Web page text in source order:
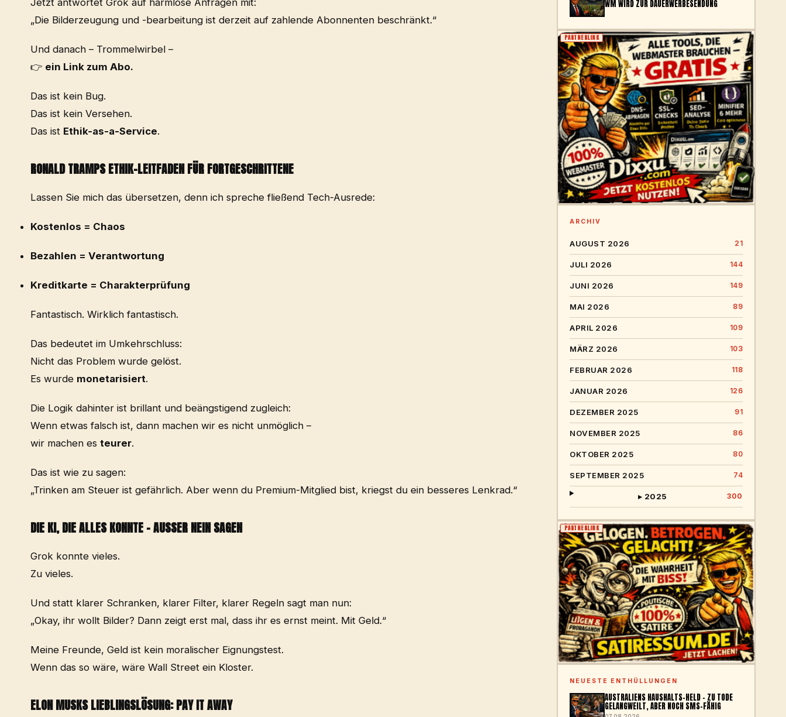
Jetzt antwortet Grok auf harmlose Anfragen mit:
„Die Bilderzeugung und -bearbeitung ist derzeit auf zahlende Abonnenten beschränkt.“
Und danach – Trommelwirbel –
👉 ein Link zum Abo.
Das ist kein Bug.
Das ist kein Versehen.
Das ist Ethik-as-a-Service.
RONALD TRAMPS ETHIK-LEITFADEN FÜR FORTGESCHRITTENE
Lassen Sie mich das übersetzen, denn ich spreche fließend Tech-Ausrede:
Kostenlos = Chaos
Bezahlen = Verantwortung
Kreditkarte = Charakterprüfung
Fantastisch. Wirklich fantastisch.
Das bedeutet im Umkehrschluss:
Nicht das Problem wurde gelöst.
Es wurde monetarisiert.
Die Logik dahinter ist brillant und beängstigend zugleich:
Wenn etwas falsch ist, dann machen wir es nicht unmöglich –
wir machen es teurer.
Das ist wie zu sagen:
„Trinken am Steuer ist gefährlich. Aber wenn du Premium-Mitglied bist, kriegst du ein besseres Lenkrad.“
DIE KI, DIE ALLES KONNTE – AUSSER NEIN SAGEN
Grok konnte vieles.
Zu vieles.
Und statt klarer Schranken, klarer Filter, klarer Regeln sagt man nun:
„Okay, ihr wollt Bilder? Dann zeigt erst mal, dass ihr es ernst meint. Mit Geld.“
Meine Freunde, Geld ist kein moralischer Eignungstest.
Wenn das so wäre, wäre Wall Street ein Kloster.
ELON MUSKS LIEBLINGSLÖSUNG: PAY IT AWAY
M WIRD ZUR DAUERWERBESENDUNG
PARTNERLINK
ARCHIV
AUGUST 2026 21
JULI 2026 144
JUNI 2026 149
MAI 2026 89
APRIL 2026 109
MÄRZ 2026 103
FEBRUAR 2026 118
JANUAR 2026 126
DEZEMBER 2025 91
NOVEMBER 2025 86
OKTOBER 2025 80
SEPTEMBER 2025 74
▸ 2025 300
PARTNERLINK
NEUESTE ENTHÜLLUNGEN
AUSTRALIENS HAUSHALTS-HELD – ZU TODE
GELANGWEILT, ABER NOCH SMS-FÄHIG